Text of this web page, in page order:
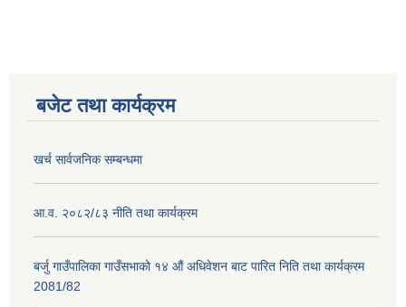
बजेट तथा कार्यक्रम
खर्च सार्वजनिक सम्बन्धमा
आ.व. २०८२/८३ नीति तथा कार्यक्रम
बर्जु गाउँपालिका गाउँसभाको १४ औं अधिवेशन बाट पारित निति तथा कार्यक्रम
2081/82